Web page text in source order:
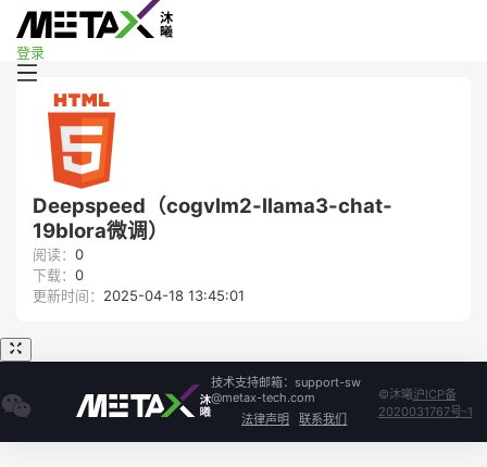
登录
Deepspeed（cogvlm2-llama3-chat-
19blora微调）
阅读： 0
下载： 0
更新时间： 2025-04-18 13:45:01
技术支持邮箱：support-sw
@metax-tech.com
法律声明
联系我们
©沐曦沪ICP备
2020031767号-1